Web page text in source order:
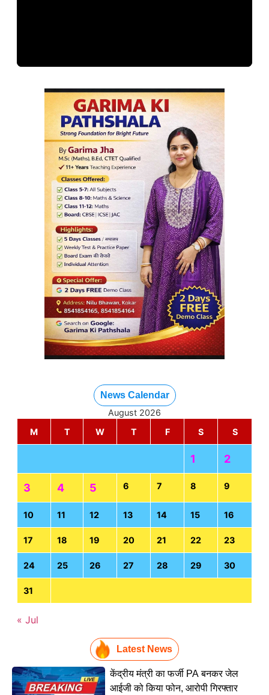
News Calendar
August 2026
M
T W T F S S
1 2
3 4 5 6 7 8 9
10 11 12 13 14 15 16
17 18 19 20 21 22 23
24 25 26 27 28 29 30
31
« Jul
Latest News
केंद्रीय मंत्री का फर्जी PA बनकर जेल
आईजी को किया फोन, आरोपी गिरफ्तार